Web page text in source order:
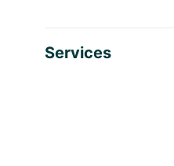
Services